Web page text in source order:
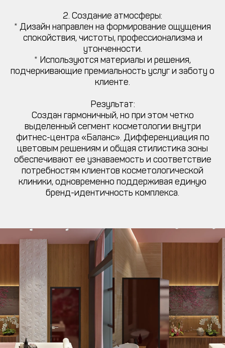
2. Создание атмосферы:
* Дизайн направлен на формирование ощущения
спокойствия, чистоты, профессионализма и
утонченности.
* Используются материалы и решения,
подчеркивающие премиальность услуг и заботу о
клиенте.
Результат:
Создан гармоничный, но при этом четко
выделенный сегмент косметологии внутри
фитнес-центра «Баланс». Дифференциация по
цветовым решениям и общая стилистика зоны
обеспечивают ее узнаваемость и соответствие
потребностям клиентов косметологической
клиники, одновременно поддерживая единую
бренд-идентичность комплекса.